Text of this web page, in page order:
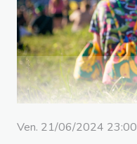
Ven. 21/06/2024 23:00